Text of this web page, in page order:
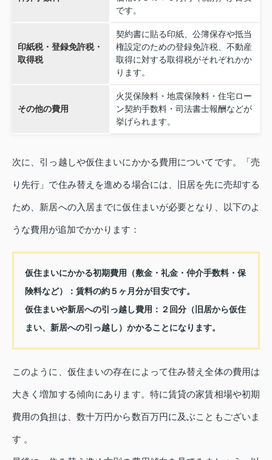
です。
印紙税・登録免許税・
取得税
契約書に貼る印紙、公簿保存や抵当
権設定のための登録免許税、不動産
取得に対する取得税がそれぞれかか
ります。
その他の費用
火災保険料・地震保険料・住宅ロー
ン契約手数料・司法書士報酬などが
挙げられます。
次に、引っ越しや仮住まいにかかる費用についてです。「売
り先行」で住み替えを進める場合には、旧居を先に売却する
ため、新居への入居までに仮住まいが必要となり、以下のよ
うな費用が追加でかかります：
仮住まいにかかる初期費用（敷金・礼金・仲介手数料・保
険料など）：賃料の約５ヶ月分が目安です。
仮住まいや新居への引っ越し費用：２回分（旧居から仮住
まい、新居への引っ越し）かかることになります。
このように、仮住まいの存在によって住み替え全体の費用は
大きく増加する傾向にあります。特に賃貸の家賃相場や初期
費用の負担は、数十万円から数百万円に及ぶこともございま
す 。